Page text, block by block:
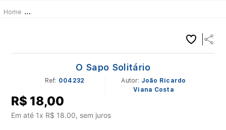
O Sapo Solitário
Ref: 004232
João Ricardo
Viana Costa
R$ 18,00
Em até 1x R$ 18.00, sem juros